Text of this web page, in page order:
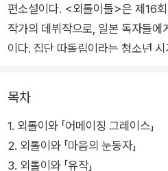
편소설이다. <외톨이들>은 제16
작가의 데뷔작으로, 일본 독자들에
이다. 집단 따돌림이라는 청소년
을 주는 소설이다.
사소한 오해 때문에 담임 교사와 반
음의 문을 닫아 버린 주인공 히토코
원하며 피아노를 가르쳐 주는 괴팍
목차
1. 외톨이와 「어메이징 그레이스」
2. 외톨이와 「마음의 눈동자」
3. 외톨이와 「유작」